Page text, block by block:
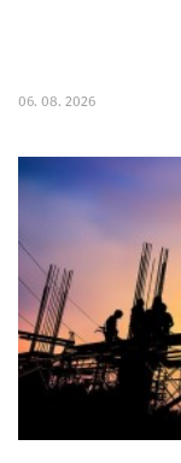
06. 08. 2026